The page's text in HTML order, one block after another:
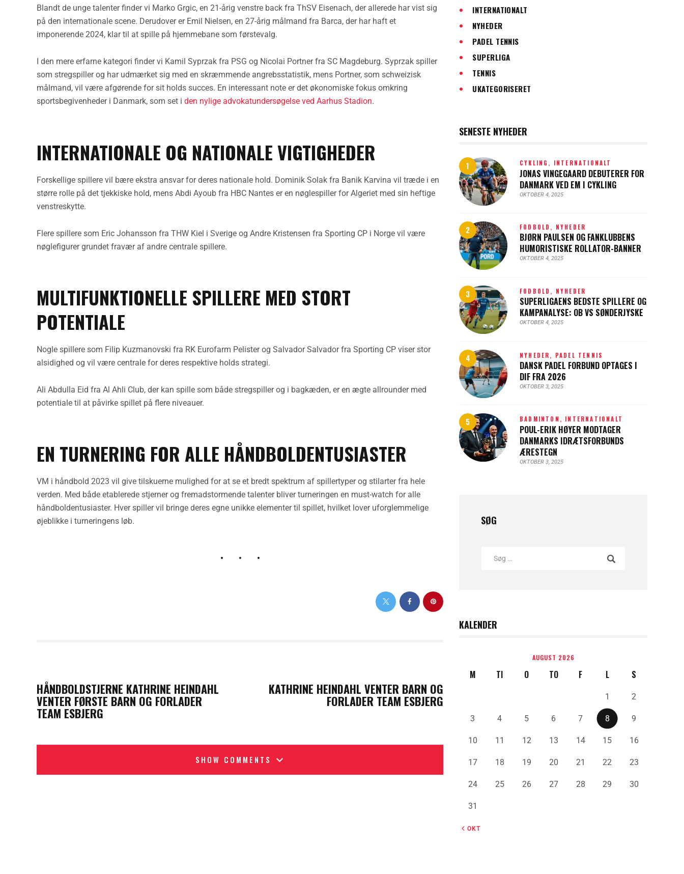
Blandt de unge talenter finder vi Marko Grgic, en 21-årig venstre back fra ThSV Eisenach, der allerede har vist sig
på den internationale scene. Derudover er Emil Nielsen, en 27-årig målmand fra Barca, der har haft et
imponerende 2024, klar til at spille på hjemmebane som førstevalg.
I den mere erfarne kategori finder vi Kamil Syprzak fra PSG og Nicolai Portner fra SC Magdeburg. Syprzak spiller
som stregspiller og har udmærket sig med en skræmmende angrebsstatistik, mens Portner, som schweizisk
målmand, vil være afgørende for sit holds succes. En interessant note er det økonomiske fokus omkring
sportsbegivenheder i Danmark, som set i den nylige advokatundersøgelse ved Aarhus Stadion.
INTERNATIONALE OG NATIONALE VIGTIGHEDER
Forskellige spillere vil bære ekstra ansvar for deres nationale hold. Dominik Solak fra Banik Karvina vil træde i en
større rolle på det tjekkiske hold, mens Abdi Ayoub fra HBC Nantes er en nøglespiller for Algeriet med sin heftige
venstreskytte.
Flere spillere som Eric Johansson fra THW Kiel i Sverige og Andre Kristensen fra Sporting CP i Norge vil være
nøglefigurer grundet fravær af andre centrale spillere.
MULTIFUNKTIONELLE SPILLERE MED STORT
POTENTIALE
Nogle spillere som Filip Kuzmanovski fra RK Eurofarm Pelister og Salvador Salvador fra Sporting CP viser stor
alsidighed og vil være centrale for deres respektive holds strategi.
Ali Abdulla Eid fra Al Ahli Club, der kan spille som både stregspiller og i bagkæden, er en ægte allrounder med
potentiale til at påvirke spillet på flere niveauer.
EN TURNERING FOR ALLE HÅNDBOLDENTUSIASTER
VM i håndbold 2023 vil give tilskuerne mulighed for at se et bredt spektrum af spillertyper og stilarter fra hele
verden. Med både etablerede stjerner og fremadstormende talenter bliver turneringen en must-watch for alle
håndboldentusiaster. Hver spiller vil bringe deres egne unikke elementer til spillet, hvilket lover uforglemmelige
øjeblikke i turneringens løb.
HÅNDBOLDSTJERNE KATHRINE HEINDAHL
VENTER FØRSTE BARN OG FORLADER
TEAM ESBJERG
KATHRINE HEINDAHL VENTER BARN OG
FORLADER TEAM ESBJERG
SHOW COMMENTS
INTERNATIONALT
NYHEDER
PADEL TENNIS
SUPERLIGA
TENNIS
UKATEGORISERET
SENESTE NYHEDER
CYKLING, INTERNATIONALT
JONAS VINGEGAARD DEBUTERER FOR
DANMARK VED EM I CYKLING
OKTOBER 4, 2025
FODBOLD, NYHEDER
BJØRN PAULSEN OG FANKLUBBENS
HUMORISTISKE ROLLATOR-BANNER
OKTOBER 4, 2025
FODBOLD, NYHEDER
SUPERLIGAENS BEDSTE SPILLERE OG
KAMPANALYSE: OB VS SØNDERJYSKE
OKTOBER 4, 2025
NYHEDER, PADEL TENNIS
DANSK PADEL FORBUND OPTAGES I
DIF FRA 2026
OKTOBER 3, 2025
BADMINTON, INTERNATIONALT
POUL-ERIK HØYER MODTAGER
DANMARKS IDRÆTSFORBUNDS
ÆRESTEGN
OKTOBER 3, 2025
SØG
KALENDER
AUGUST 2026
M TI O TO F L S
1 2
3 4 5 6 7 8 9
10 11 12 13 14 15 16
17 18 19 20 21 22 23
24 25 26 27 28 29 30
31
« OKT